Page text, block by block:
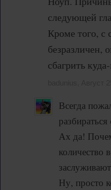
следующей
Кроме того, с
безразличен,
сбагрить
Всегда
Ах да!
количество
Ну, просто